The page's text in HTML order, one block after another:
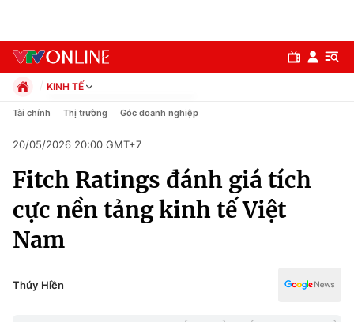
Chuyên mục
Chính trị
Xã hội
Pháp luật
KINH TẾ
Chính trị
Pháp luật
Kinh tế
Thể thao
Truyền hình
Văn hóa - Giải trí
Tài chính Thị trường Góc doanh nghiệp
20/05/2026 20:00 GMT+7
Fitch Ratings đánh giá tích
cực nền tảng kinh tế Việt
Nam
Thúy Hiền